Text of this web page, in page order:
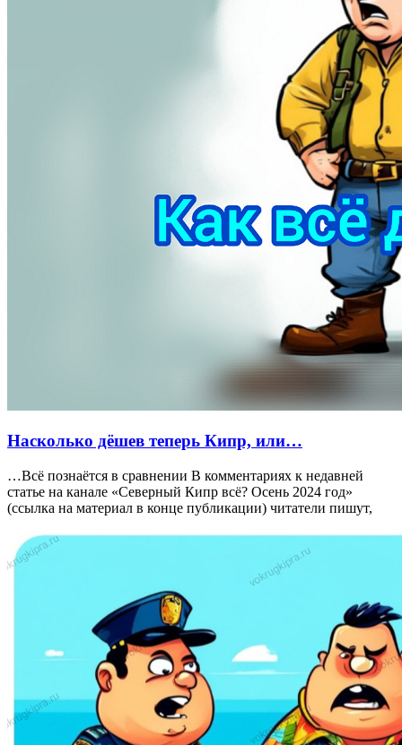
Насколько дёшев теперь Кипр, или…
…Всё познаётся в сравнении В комментариях к недавней
статье на канале «Северный Кипр всё? Осень 2024 год»
(ссылка на материал в конце публикации) читатели пишут,